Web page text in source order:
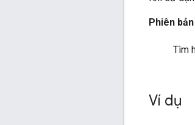
Phiên
Tìm
Ví dụ